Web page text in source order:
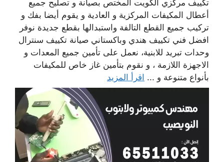
تكييف مركزي الكويت المختص بصيانة و تصليح جميع
أعطال المكيفات المركزية و العادية و يقوم أيضا بفك و
تركيب جميع القطع التالفة واستبدالها بقطع جديدة نوفر
افضل فني تكييف هندي وباكستاني صيانة تكييف سنترال
وحدات تبريد للابنية، نعمل على تأمين جميع المعدات و
الاجهزة اللازمة ، و نقوم بتأمين غاز خاص للمكيفات
بأنواع متنوعة و ... اقرأ المزيد